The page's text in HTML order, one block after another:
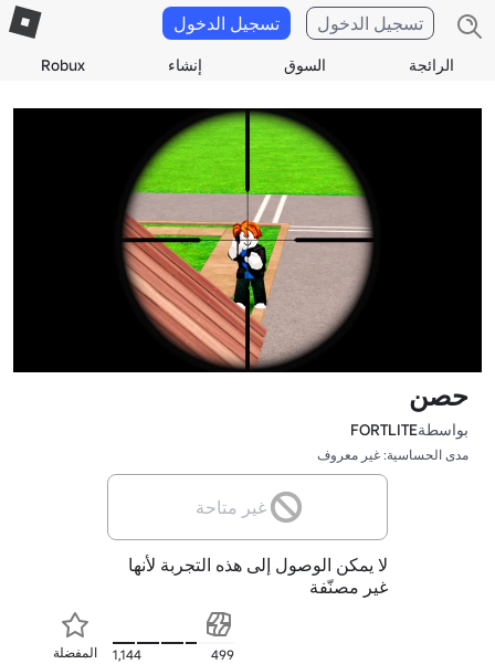
الرائجة السوق إنشاء Robux
تسجيل الدخول تسجيل الدخول
حصن
بواسطةFORTLITE
مدى الحساسية: غير معروف
غير متاحة
لا يمكن الوصول إلى هذه التجربة لأنها
غير مصنّفة
المفضلة 1,144 499